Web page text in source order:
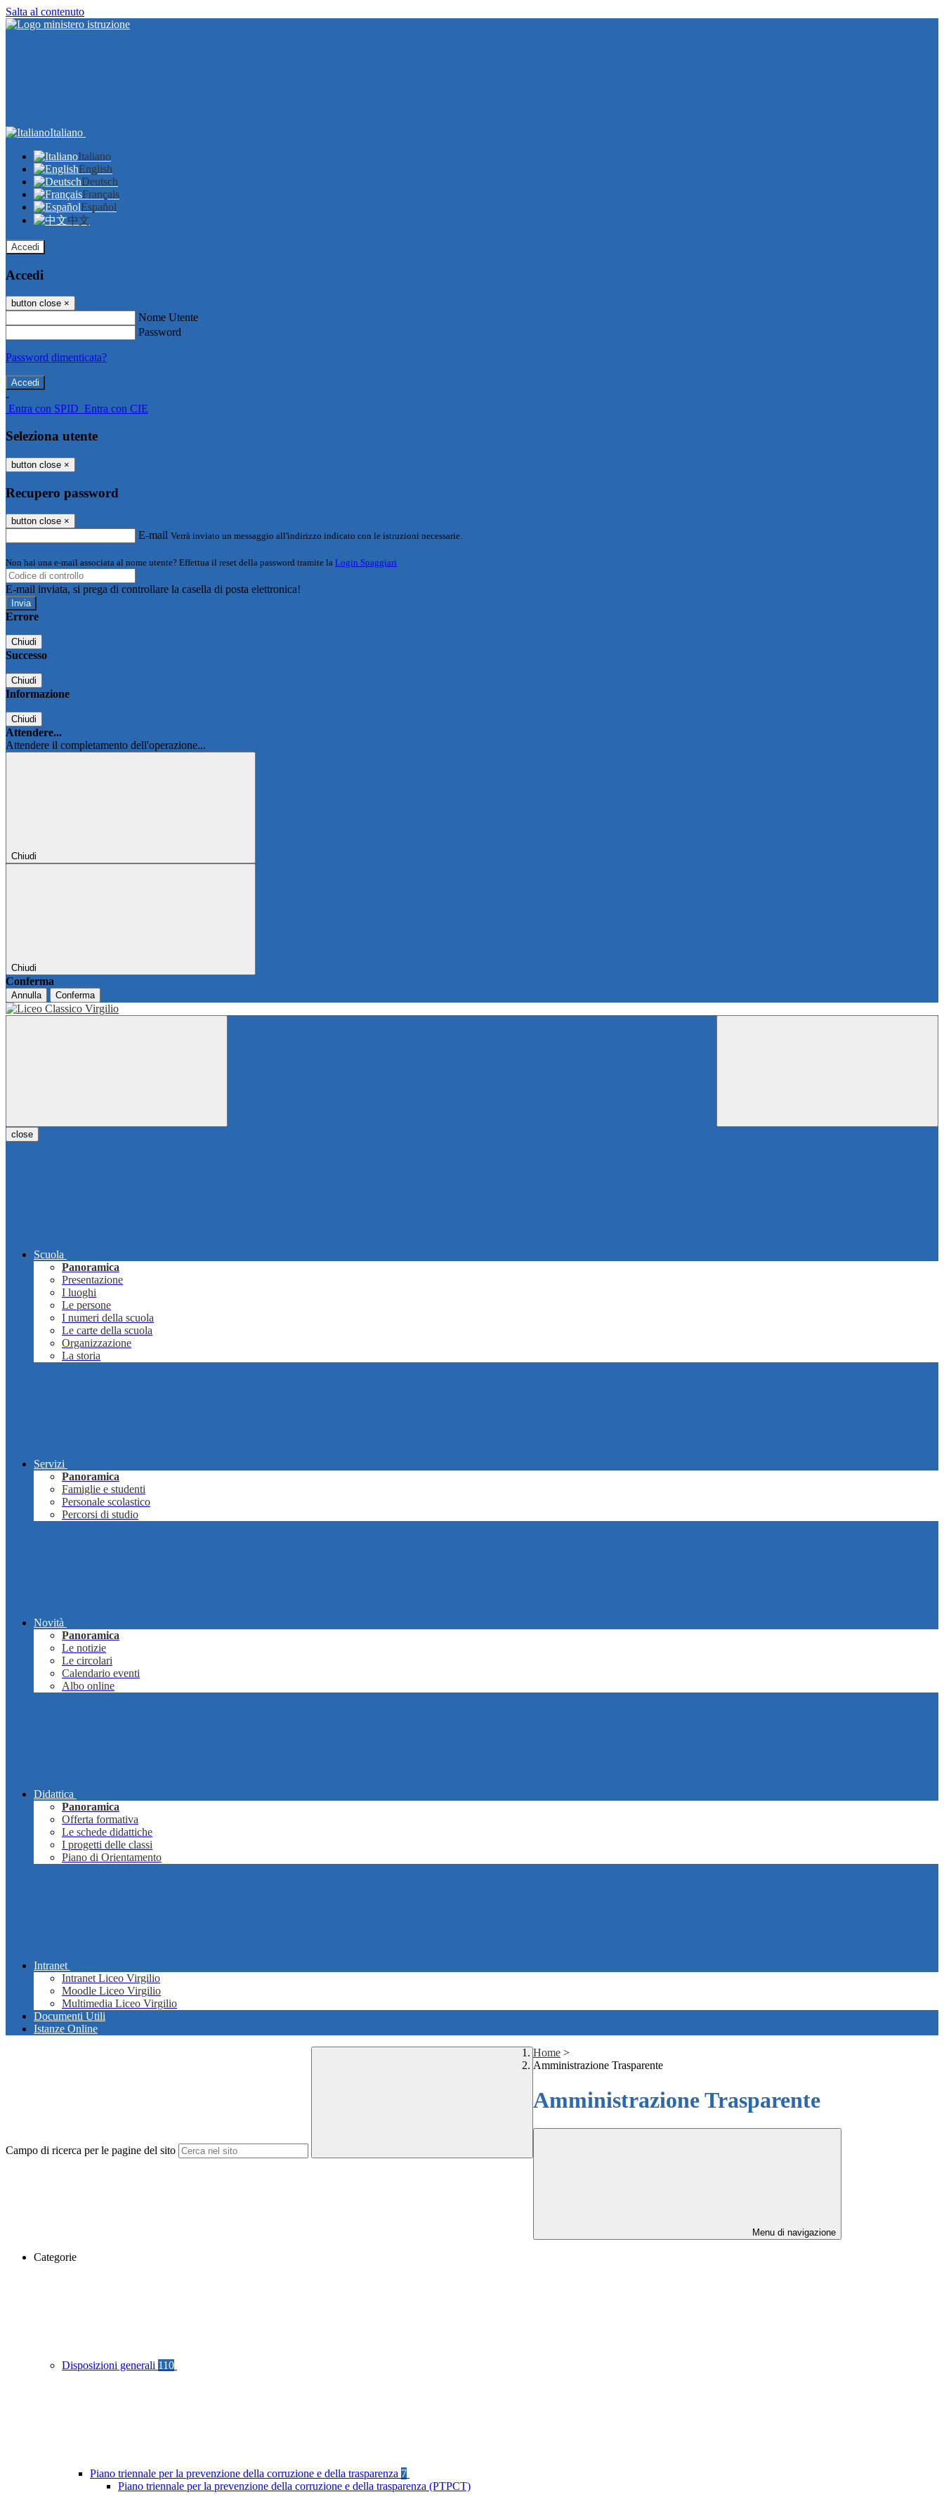
Salta al contenuto
Italiano
Italiano
English
Deutsch
Français
Español
中文
Accedi
Accedi
button close ×
Nome Utente
Password
Password dimenticata?
-
Entra con SPID Entra con CIE
Seleziona utente
button close ×
Recupero password
button close ×
E-mail Verrà inviato un messaggio all'indirizzo indicato con le istruzioni necessarie.
Non hai una e-mail associata al nome utente? Effettua il reset della password tramite la Login Spaggiari
E-mail inviata, si prega di controllare la casella di posta elettronica!
Errore
Chiudi
Successo
Chiudi
Informazione
Chiudi
Attendere...
Attendere il completamento dell'operazione...
Chiudi
Chiudi
Conferma
Annulla Conferma
close
Scuola
Panoramica
Presentazione
I luoghi
Le persone
I numeri della scuola
Le carte della scuola
Organizzazione
La storia
Servizi
Panoramica
Famiglie e studenti
Personale scolastico
Percorsi di studio
Novità
Panoramica
Le notizie
Le circolari
Calendario eventi
Albo online
Didattica
Panoramica
Offerta formativa
Le schede didattiche
I progetti delle classi
Piano di Orientamento
Intranet
Intranet Liceo Virgilio
Moodle Liceo Virgilio
Multimedia Liceo Virgilio
Documenti Utili
Istanze Online
Campo di ricerca per le pagine del sito
Home >
Amministrazione Trasparente
Amministrazione Trasparente
Menu di navigazione
Categorie
Disposizioni generali 110
Piano triennale per la prevenzione della corruzione e della trasparenza 7
Piano triennale per la prevenzione della corruzione e della trasparenza (PTPCT)